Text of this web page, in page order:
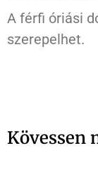
A férfi óriási
szerepelhet.
Kövessen